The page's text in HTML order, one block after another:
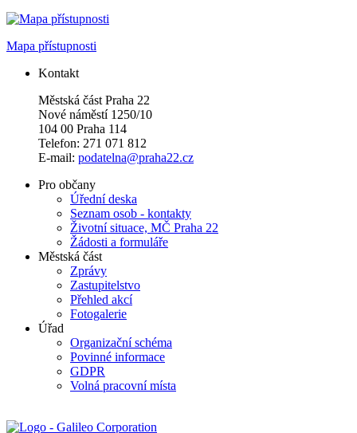
Mapa přístupnosti
Kontakt
Městská část Praha 22
Nové náměstí 1250/10
104 00 Praha 114
Telefon: 271 071 812
E-mail: podatelna@praha22.cz
Pro občany
Úřední deska
Seznam osob - kontakty
Životní situace, MČ Praha 22
Žádosti a formuláře
Městská část
Zprávy
Zastupitelstvo
Přehled akcí
Fotogalerie
Úřad
Organizační schéma
Povinné informace
GDPR
Volná pracovní místa